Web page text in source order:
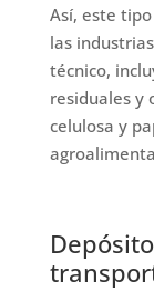
Así, este
las
técnico,
residuales y
celulosa y